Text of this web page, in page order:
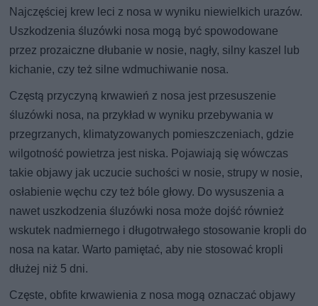
Najczęściej krew leci z nosa w wyniku niewielkich urazów.
Uszkodzenia śluzówki nosa mogą być spowodowane
przez prozaiczne dłubanie w nosie, nagły, silny kaszel lub
kichanie, czy też silne wdmuchiwanie nosa.
Częstą przyczyną krwawień z nosa jest przesuszenie
śluzówki nosa, na przykład w wyniku przebywania w
przegrzanych, klimatyzowanych pomieszczeniach, gdzie
wilgotność powietrza jest niska. Pojawiają się wówczas
takie objawy jak uczucie suchości w nosie, strupy w nosie,
osłabienie węchu czy też bóle głowy. Do wysuszenia a
nawet uszkodzenia śluzówki nosa może dojść również
wskutek nadmiernego i długotrwałego stosowanie kropli do
nosa na katar. Warto pamiętać, aby nie stosować kropli
dłużej niż 5 dni.
Częste, obfite krwawienia z nosa mogą oznaczać objawy